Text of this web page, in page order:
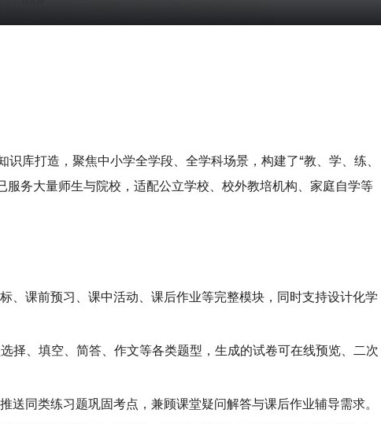
库打造，聚焦中小学全学段、全学科场景，构建了“教、学、练、
务大量师生与院校，适配公立学校、校外教培机构、家庭自学等
、课前预习、课中活动、课后作业等完整模块，同时支持设计化学
择、填空、简答、作文等各类题型，生成的试卷可在线预览、二次
同类练习题巩固考点，兼顾课堂疑问解答与课后作业辅导需求。